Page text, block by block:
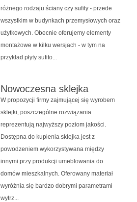
różnego rodzaju ściany czy sufity - przede
wszystkim w budynkach przemysłowych oraz
użytkowych. Obecnie oferujemy elementy
montażowe w kilku wersjach - w tym na
przykład płyty sufito...
Nowoczesna sklejka
W propozycji firmy zajmującej się wyrobem
sklejki, poszczególne rozwiązania
reprezentują najwyższy poziom jakości.
Dostępna do kupienia sklejka jest z
powodzeniem wykorzystywana między
innymi przy produkcji umeblowania do
domów mieszkalnych. Oferowany materiał
wyróżnia się bardzo dobrymi parametrami
wytrz...